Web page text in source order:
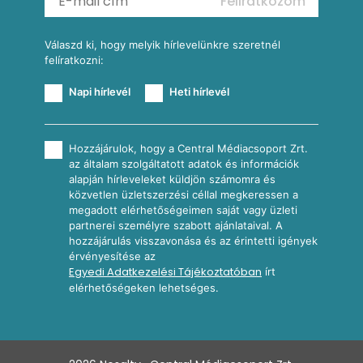
Válaszd ki, hogy melyik hírlevelünkre szeretnél
felíratkozni:
Napi hírlevél Heti hírlevél
Hozzájárulok, hogy a Central Médiacsoport Zrt.
az általam szolgáltatott adatok és információk
alapján hírleveleket küldjön számomra és
közvetlen üzletszerzési céllal megkeressen a
megadott elérhetőségeimen saját vagy üzleti
partnerei személyre szabott ajánlataival. A
hozzájárulás visszavonása és az érintetti igények
érvényesítése az
Egyedi Adatkezelési Tájékoztatóban írt
elérhetőségeken lehetséges.